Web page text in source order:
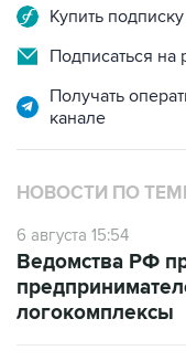
Купить
Подписаться на
Получать
канале
НОВОСТИ ПО
6 августа 15:54
Ведомства РФ
логокомплексы